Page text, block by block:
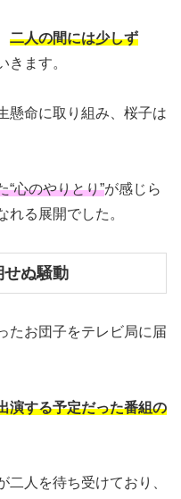
二人の間には少しず
きます。
懸命に取り組み、桜子は
“心のやりとり”が感じら
れる展開でした。
せぬ騒動
たお団子をテレビ局に届
演する予定だった番組の
二人を待ち受けており、